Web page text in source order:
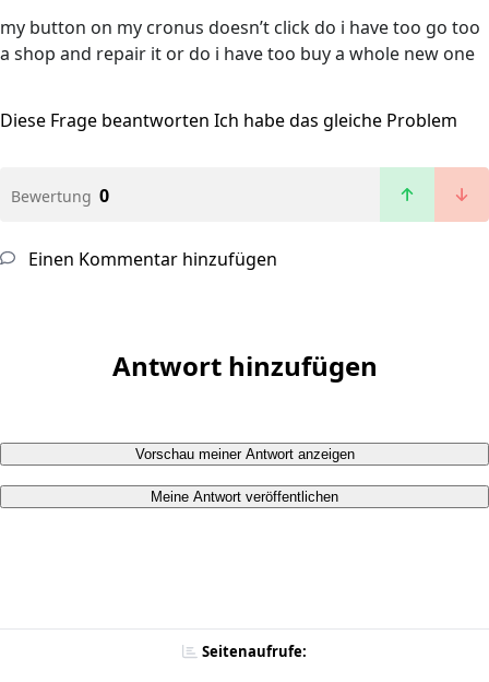
my button on my cronus doesn’t click do i have too go too
a shop and repair it or do i have too buy a whole new one
Diese Frage beantworten Ich habe das gleiche Problem
Bewertung 0
Einen Kommentar hinzufügen
Antwort hinzufügen
Vorschau meiner Antwort anzeigen
Meine Antwort veröffentlichen
Seitenaufrufe: